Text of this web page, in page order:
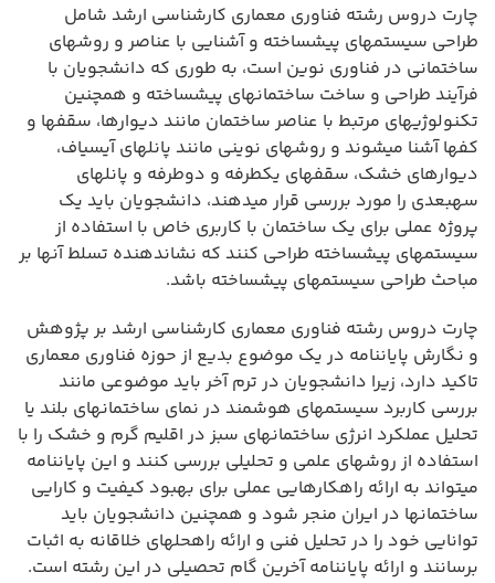
چارت دروس رشته فناوری معماری کارشناسی ارشد شامل
طراحی سیستمهای پیشساخته و آشنایی با عناصر و روشهای
ساختمانی در فناوری نوین است، به طوری که دانشجویان با
فرآیند طراحی و ساخت ساختمانهای پیشساخته و همچنین
تکنولوژیهای مرتبط با عناصر ساختمان مانند دیوارها، سقفها و
کفها آشنا میشوند و روشهای نوینی مانند پانلهای آیسیاف،
دیوارهای خشک، سقفهای یکطرفه و دوطرفه و پانلهای
سهبعدی را مورد بررسی قرار میدهند، دانشجویان باید یک
پروژه عملی برای یک ساختمان با کاربری خاص با استفاده از
سیستمهای پیشساخته طراحی کنند که نشاندهنده تسلط آنها بر
مباحث طراحی سیستمهای پیشساخته باشد.
چارت دروس رشته فناوری معماری کارشناسی ارشد بر پژوهش
و نگارش پایاننامه در یک موضوع بدیع از حوزه فناوری معماری
تاکید دارد، زیرا دانشجویان در ترم آخر باید موضوعی مانند
بررسی کاربرد سیستمهای هوشمند در نمای ساختمانهای بلند یا
تحلیل عملکرد انرژی ساختمانهای سبز در اقلیم گرم و خشک را با
استفاده از روشهای علمی و تحلیلی بررسی کنند و این پایاننامه
میتواند به ارائه راهکارهایی عملی برای بهبود کیفیت و کارایی
ساختمانها در ایران منجر شود و همچنین دانشجویان باید
توانایی خود را در تحلیل فنی و ارائه راهحلهای خلاقانه به اثبات
برسانند و ارائه پایاننامه آخرین گام تحصیلی در این رشته است.